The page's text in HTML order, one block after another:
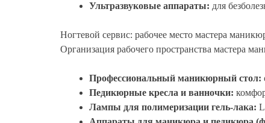
Ультразвуковые аппараты: для
Ногтевой сервис: рабочее место мастера
Организация рабочего пространства мастера
Профессиональный маникюрный стол:
Педикюрные кресла и ванночки:
Лампы для полимеризации гель-лака: